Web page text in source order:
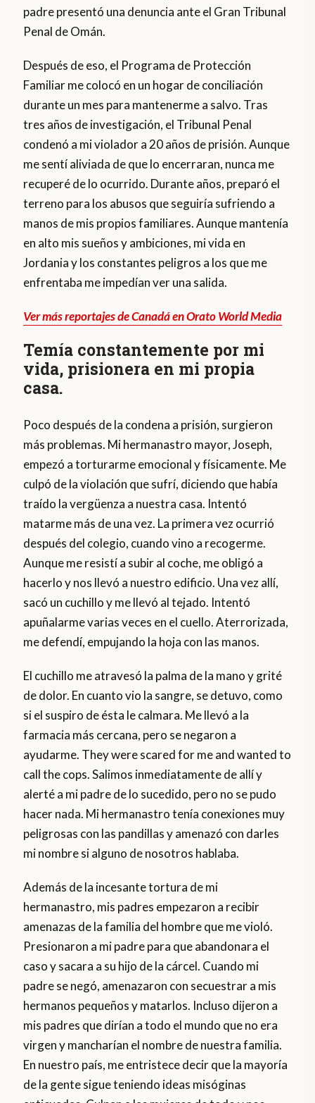
padre presentó una denuncia ante el Gran Tribunal
Penal de Omán.
Después de eso, el Programa de Protección
Familiar me colocó en un hogar de conciliación
durante un mes para mantenerme a salvo. Tras
tres años de investigación, el Tribunal Penal
condenó a mi violador a 20 años de prisión. Aunque
me sentí aliviada de que lo encerraran, nunca me
recuperé de lo ocurrido. Durante años, preparó el
terreno para los abusos que seguiría sufriendo a
manos de mis propios familiares. Aunque mantenía
en alto mis sueños y ambiciones, mi vida en
Jordania y los constantes peligros a los que me
enfrentaba me impedían ver una salida.
Ver más reportajes de Canadá en Orato World Media
Temía constantemente por mi
vida, prisionera en mi propia
casa.
Poco después de la condena a prisión, surgieron
más problemas. Mi hermanastro mayor, Joseph,
empezó a torturarme emocional y físicamente. Me
culpó de la violación que sufrí, diciendo que había
traído la vergüenza a nuestra casa. Intentó
matarme más de una vez. La primera vez ocurrió
después del colegio, cuando vino a recogerme.
Aunque me resistí a subir al coche, me obligó a
hacerlo y nos llevó a nuestro edificio. Una vez allí,
sacó un cuchillo y me llevó al tejado. Intentó
apuñalarme varias veces en el cuello. Aterrorizada,
me defendí, empujando la hoja con las manos.
El cuchillo me atravesó la palma de la mano y grité
de dolor. En cuanto vio la sangre, se detuvo, como
si el suspiro de ésta le calmara. Me llevó a la
farmacia más cercana, pero se negaron a
ayudarme. They were scared for me and wanted to
call the cops. Salimos inmediatamente de allí y
alerté a mi padre de lo sucedido, pero no se pudo
hacer nada. Mi hermanastro tenía conexiones muy
peligrosas con las pandillas y amenazó con darles
mi nombre si alguno de nosotros hablaba.
Además de la incesante tortura de mi
hermanastro, mis padres empezaron a recibir
amenazas de la familia del hombre que me violó.
Presionaron a mi padre para que abandonara el
caso y sacara a su hijo de la cárcel. Cuando mi
padre se negó, amenazaron con secuestrar a mis
hermanos pequeños y matarlos. Incluso dijeron a
mis padres que dirían a todo el mundo que no era
virgen y mancharían el nombre de nuestra familia.
En nuestro país, me entristece decir que la mayoría
de la gente sigue teniendo ideas misóginas